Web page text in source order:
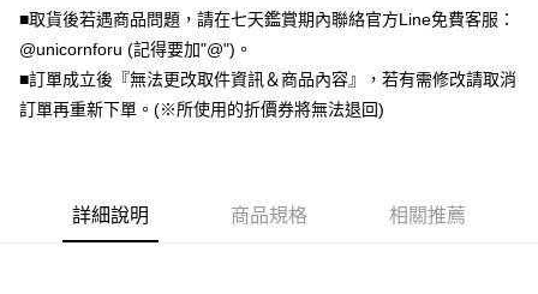
消。如遇「轉專審核」未通過狀況，表示未達大哥付你分期系統評分，恕無
【繳款方式說明】
1.分期款項不併入電信帳單，「大哥付你分期」於每月結算日後寄送繳費提
醒簡訊。
2.透過簡訊連結打開帳單後，可選擇「超商條碼／台灣大直營門市／銀行轉
1.本服務係由「台灣大哥大股份有限公司」（以下簡稱本公司）所提供，讓
２．便利：只要手機號碼，簡訊認證，即可結帳。
３．安心：先確認商品／服務後，再付款。
【「AFTEE先享後付」結帳流程】
１．於結帳方式選擇「AFTEE先享後付」後，將跳轉至「AFTEE先享後付」
※ 請注意：結帳手續完成當下不需立刻繳費，但若您需要取消訂單，請聯絡
購買商品的店家。未經商家同意取消之訂單仍視為有效，需透過AFTEE先享
運送方式
全家取貨付款
每筆NT$70，滿NT$1,000(含以上)免運費
7-11取貨（物流比較快）
每筆NT$70，滿NT$1,000(含以上)免運費
■取貨後若遇商品問題，請在七天鑑賞期內聯絡官方Line免費客服：
@unicornforu (記得要加"@")。
■訂單成立後『無法更改取件資訊＆商品內容』，若有需修改請取消
訂單再重新下單。(※所使用的折價券將無法退回)
詳細說明 商品規格 相關推薦